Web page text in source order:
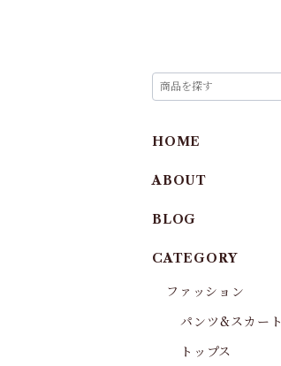
HOME
ABOUT
BLOG
CATEGORY
ファッション
パンツ&スカート
トップス